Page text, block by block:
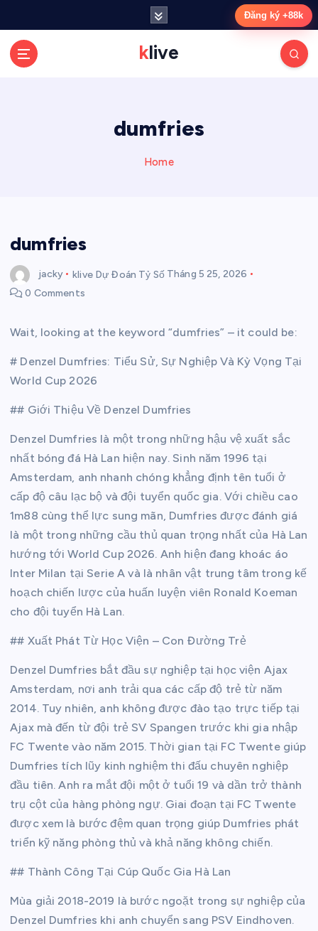
klive
dumfries
Home
dumfries
jacky klive Dự Đoán Tỷ Số Tháng 5 25, 2026
0 Comments
Wait, looking at the keyword “dumfries” – it could be:
# Denzel Dumfries: Tiểu Sử, Sự Nghiệp Và Kỳ Vọng Tại
World Cup 2026
## Giới Thiệu Về Denzel Dumfries
Denzel Dumfries là một trong những hậu vệ xuất sắc
nhất bóng đá Hà Lan hiện nay. Sinh năm 1996 tại
Amsterdam, anh nhanh chóng khẳng định tên tuổi ở
cấp độ câu lạc bộ và đội tuyển quốc gia. Với chiều cao
1m88 cùng thể lực sung mãn, Dumfries được đánh giá
là một trong những cầu thủ quan trọng nhất của Hà Lan
hướng tới World Cup 2026. Anh hiện đang khoác áo
Inter Milan tại Serie A và là nhân vật trung tâm trong kế
hoạch chiến lược của huấn luyện viên Ronald Koeman
cho đội tuyển Hà Lan.
## Xuất Phát Từ Học Viện – Con Đường Trẻ
Denzel Dumfries bắt đầu sự nghiệp tại học viện Ajax
Amsterdam, nơi anh trải qua các cấp độ trẻ từ năm
2014. Tuy nhiên, anh không được đào tạo trực tiếp tại
Ajax mà đến từ đội trẻ SV Spangen trước khi gia nhập
FC Twente vào năm 2015. Thời gian tại FC Twente giúp
Dumfries tích lũy kinh nghiệm thi đấu chuyên nghiệp
đầu tiên. Anh ra mắt đội một ở tuổi 19 và dần trở thành
trụ cột của hàng phòng ngự. Giai đoạn tại FC Twente
được xem là bước đệm quan trọng giúp Dumfries phát
triển kỹ năng phòng thủ và khả năng không chiến.
## Thành Công Tại Cúp Quốc Gia Hà Lan
Mùa giải 2018-2019 là bước ngoặt trong sự nghiệp của
Denzel Dumfries khi anh chuyển sang PSV Eindhoven.
Đăng ký +88k